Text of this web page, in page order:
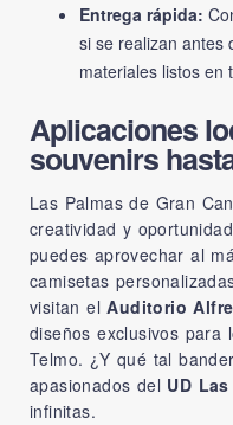
Entrega rápida:
si se realizan antes
materiales listos en
Aplicaciones
souvenirs
Las Palmas de Gran
creatividad y
puedes aprovechar al
camisetas
visitan elAuditorio
diseños exclusivos para
Telmo. ¿Y qué tal
apasionados del UD
infinitas.